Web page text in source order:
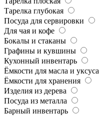
Тарелка глубокая
Посуда для сервировки
Для чая и кофе
Бокалы и стаканы
Графины и кувшины
Кухонный инвентарь
Ёмкости для масла и уксуса
Ёмкости для хранения
Изделия из дерева
Посуда из металла
Барный инвентарь